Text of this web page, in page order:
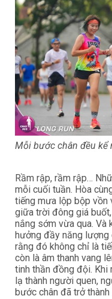
Mỗi bước chân đều kể
Rầm rập, rầm rập…
mỗi cuối tuần. Hòa
tiếng mưa lộp bộp vồn
giữa trời đông giá
nắng sớm vừa qua. Và
hưởng đầy năng lượng
rằng đó không chỉ là
còn là âm thanh vang
tinh thần đồng đội. Khi
lạ thành người quen,
bước chân đã trở